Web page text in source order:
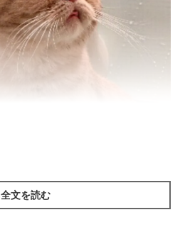
全文を読む